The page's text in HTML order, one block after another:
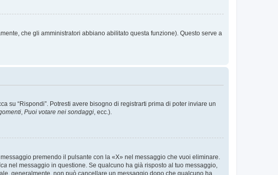
che gli amministratori abbiano abilitato questa funzione). Questo serve a
su “Rispondi”. Potresti avere bisogno di registrarti prima di poter inviare un
Puoi votare nei sondaggi , ecc.).
premendo il pulsante con la «X» nel messaggio che vuoi eliminare.
nel messaggio in questione. Se qualcuno ha già risposto al tuo messaggio,
generalmente, non può cancellare un messaggio dopo che qualcuno ha